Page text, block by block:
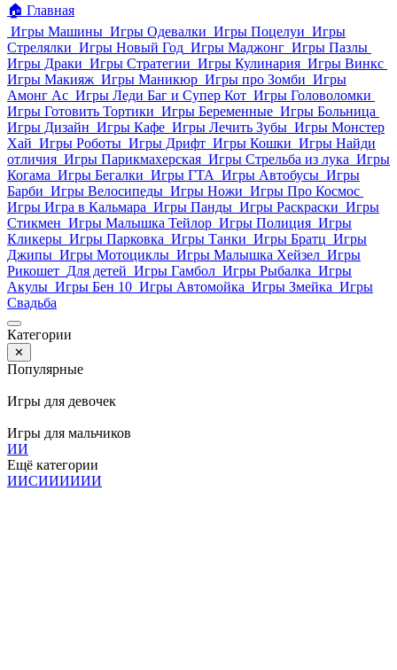
🏠 Главная
Игры Машины Игры Одевалки Игры Поцелуи Игры
Стрелялки Игры Новый Год Игры Маджонг Игры Пазлы
Игры Драки Игры Стратегии Игры Кулинария Игры Винкс
Игры Макияж Игры Маникюр Игры про Зомби Игры
Амонг Ас Игры Леди Баг и Супер Кот Игры Головоломки
Игры Готовить Тортики Игры Беременные Игры Больница
Игры Дизайн Игры Кафе Игры Лечить Зубы Игры Монстер
Хай Игры Роботы Игры Дрифт Игры Кошки Игры Найди
отличия Игры Парикмахерская Игры Стрельба из лука Игры
Когама Игры Бегалки Игры ГТА Игры Автобусы Игры
Барби Игры Велосипеды Игры Ножи Игры Про Космос
Игры Игра в Кальмара Игры Панды Игры Раскраски Игры
Стикмен Игры Малышка Тейлор Игры Полиция Игры
Кликеры Игры Парковка Игры Танки Игры Братц Игры
Джипы Игры Мотоциклы Игры Малышка Хейзел Игры
Рикошет Для детей Игры Гамбол Игры Рыбалка Игры
Акулы Игры Бен 10 Игры Автомойка Игры Змейка Игры
Свадьба
Категории
✕
Популярные
Игры для девочек
Игры для мальчиков
ИИ
Ещё категории
ИИСИИИИИИ